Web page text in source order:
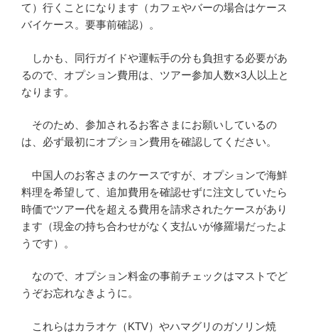
て）行くことになります（カフェやバーの場合はケース
バイケース。要事前確認）。
しかも、同行ガイドや運転手の分も負担する必要があ
るので、オプション費用は、ツアー参加人数×3人以上と
なります。
そのため、参加されるお客さまにお願いしているの
は、必ず最初にオプション費用を確認してください。
中国人のお客さまのケースですが、オプションで海鮮
料理を希望して、追加費用を確認せずに注文していたら
時価でツアー代を超える費用を請求されたケースがあり
ます（現金の持ち合わせがなく支払いが修羅場だったよ
うです）。
なので、オプション料金の事前チェックはマストでど
うぞお忘れなきように。
これらはカラオケ（KTV）やハマグリのガソリン焼